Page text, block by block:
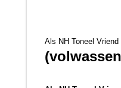
Als NH Toneel